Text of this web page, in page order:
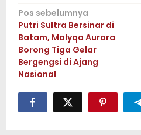
Navigasi
pos
Pos sebelumnya
Putri Sultra Bersinar di
Batam, Malyqa Aurora
Borong Tiga Gelar
Bergengsi di Ajang
Nasional